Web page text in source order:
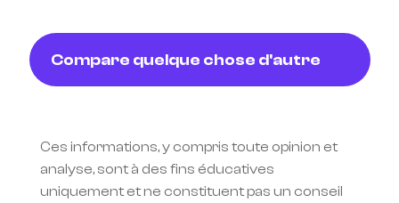
Compare quelque chose d'autre
Ces informations, y compris toute opinion et
analyse, sont à des fins éducatives
uniquement et ne constituent pas un conseil